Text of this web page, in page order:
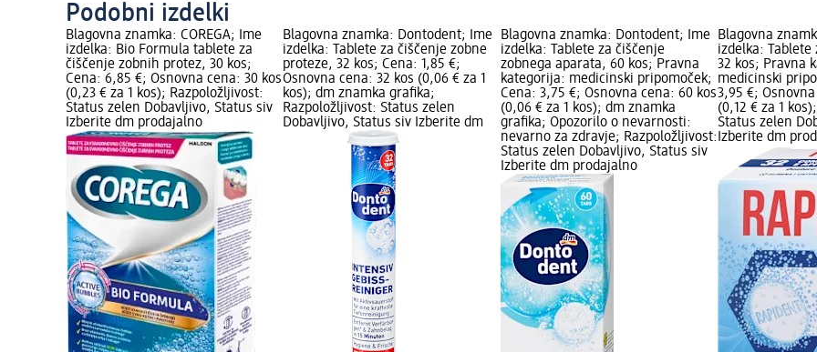
Podobni izdelki
Blagovna znamka: COREGA; Ime
izdelka: Bio Formula tablete za
čiščenje zobnih protez, 30 kos;
Cena: 6,85 €; Osnovna cena: 30 kos
(0,23 € za 1 kos); Razpoložljivost:
Status zelen Dobavljivo, Status siv
Izberite dm prodajalno
Blagovna znamka: Dontodent; Ime
izdelka: Tablete za čiščenje zobne
proteze, 32 kos; Cena: 1,85 €;
Osnovna cena: 32 kos (0,06 € za 1
kos); dm znamka grafika;
Razpoložljivost: Status zelen
Dobavljivo, Status siv Izberite dm
Blagovna znamka: Dontodent; Ime
izdelka: Tablete za čiščenje
zobnega aparata, 60 kos; Pravna
kategorija: medicinski pripomoček;
Cena: 3,75 €; Osnovna cena: 60 kos
(0,06 € za 1 kos); dm znamka
grafika; Opozorilo o nevarnosti:
nevarno za zdravje; Razpoložljivost:
Status zelen Dobavljivo, Status siv
Izberite dm prodajalno
Blagovna
izdelka: Tablete
32 kos; Pravna
medicinski
3,95 €;
(0,12 € za 1
Status zelen
Izberite dm